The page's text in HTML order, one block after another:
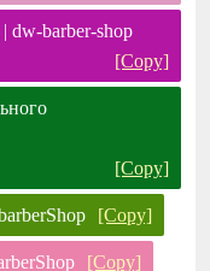
dw-barber-shop
[Copy]
[Copy]
[Copy]
[Copy]